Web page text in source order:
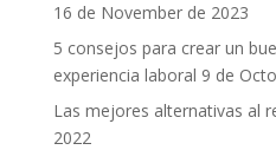
16 de November de 2023
5 consejos para crear un
experiencia laboral 9 de
Las mejores alternativas al
2022